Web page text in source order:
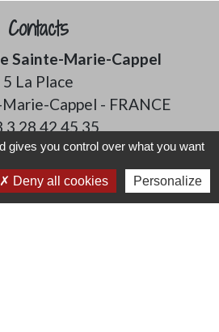
Contacts
Sainte-Marie-Cappel
5 La Place
Cappel - FRANCE
3 28 42 45 35
par formulaire
gives you control over what you want
Deny all cookies Personalize